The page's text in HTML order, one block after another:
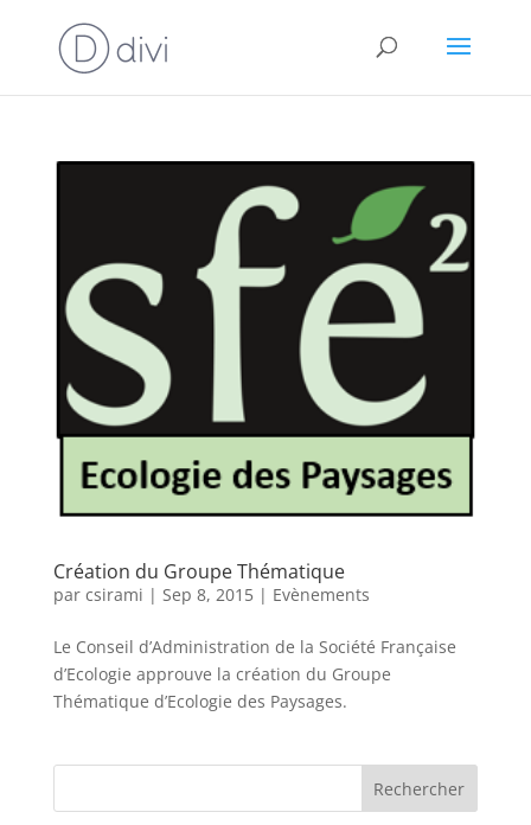
Création du Groupe Thématique
par csirami | Sep 8, 2015| Evènements
Le Conseil d’Administration de la Société Française
d’Ecologie approuve la création du Groupe
Thématique d’Ecologie des Paysages.